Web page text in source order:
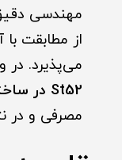
مهندسی
از مطابقت
می‌پذیرد. در
St52 در ساختمان سازی
مصرفی و در